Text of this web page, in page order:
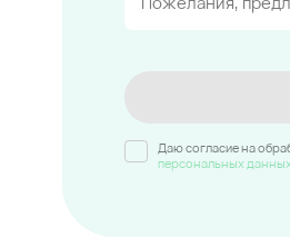
Даю согласие на
персональных